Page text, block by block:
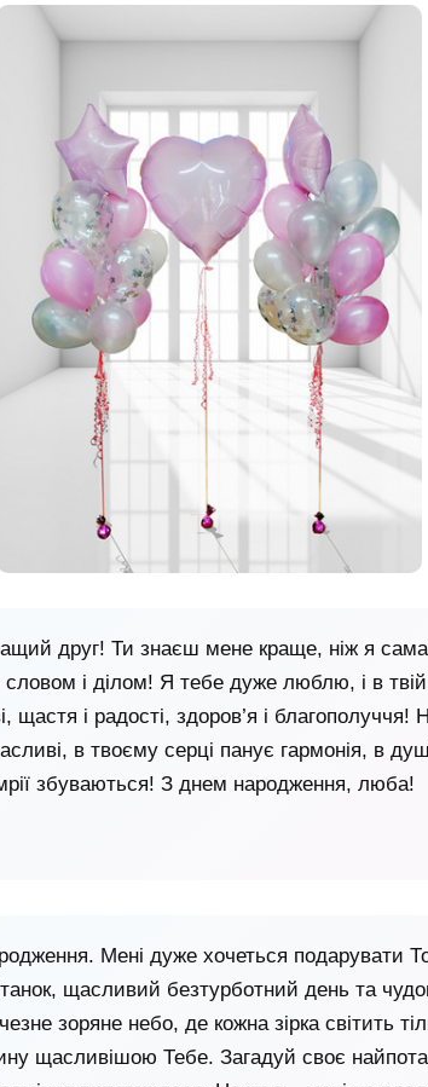
друг! Ти знаєш мене краще, ніж я
і ділом! Я тебе дуже люблю, і в
і радості, здоров’я і благополуччя!
в твоєму серці панує гармонія, в
збуваються! З днем народження, люба!
Мені дуже хочеться подарувати
щасливий безтурботний день та
зоряне небо, де кожна зірка світить
щасливішою Тебе. Загадуй своє